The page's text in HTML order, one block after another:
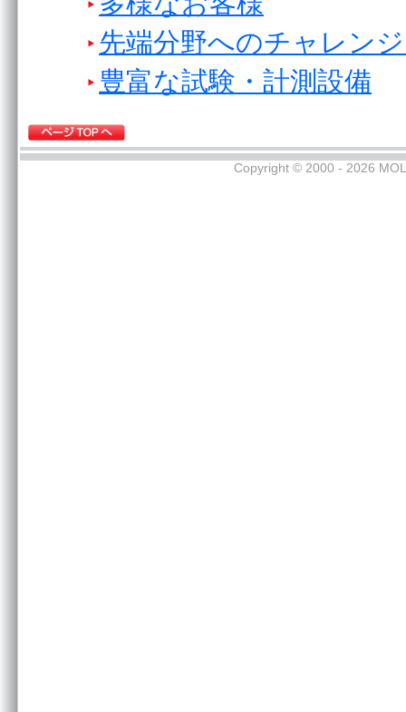
先端分野へのチャレン
豊富な試験・計測設備
Copyright © 2000 - 2026